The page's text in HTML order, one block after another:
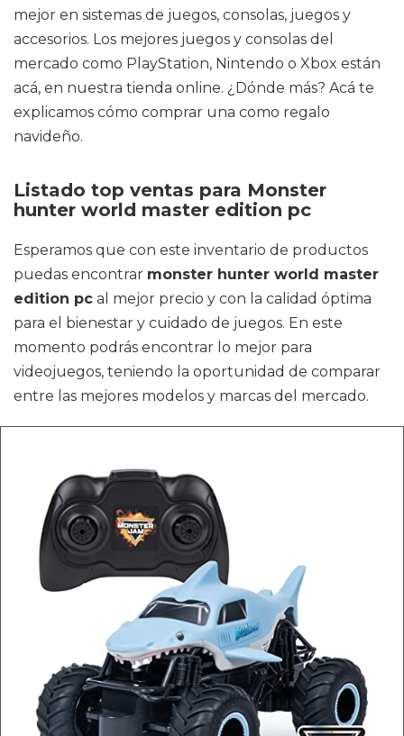
mejor en sistemas de juegos, consolas, juegos y
accesorios. Los mejores juegos y consolas del
mercado como PlayStation, Nintendo o Xbox están
acá, en nuestra tienda online. ¿Dónde más? Acá te
explicamos cómo comprar una como regalo
navideño.
Listado top ventas para Monster
hunter world master edition pc
Esperamos que con este inventario de productos
puedas encontrar monster hunter world master
edition pc al mejor precio y con la calidad óptima
para el bienestar y cuidado de juegos. En este
momento podrás encontrar lo mejor para
videojuegos, teniendo la oportunidad de comparar
entre las mejores modelos y marcas del mercado.